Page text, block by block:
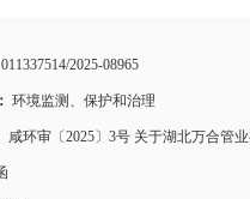
011337514/2025-08965
环境监测、保护和治理
咸环审〔2025〕3号 关于湖北万合管